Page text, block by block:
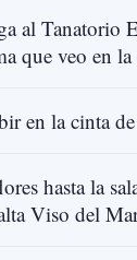
al Tanatorio
que veo en
en la cinta
hasta la
Viso del